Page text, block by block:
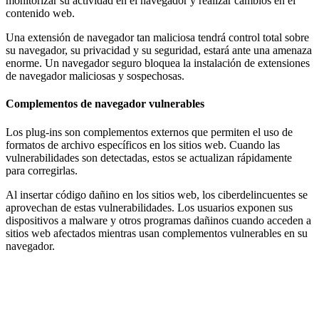
contenido web.
Una extensión de navegador tan maliciosa tendrá control total sobre
su navegador, su privacidad y su seguridad, estará ante una amenaza
enorme. Un navegador seguro bloquea la instalación de extensiones
de navegador maliciosas y sospechosas.
Complementos de navegador vulnerables
Los plug-ins son complementos externos que permiten el uso de
formatos de archivo específicos en los sitios web. Cuando las
vulnerabilidades son detectadas, estos se actualizan rápidamente
para corregirlas.
Al insertar código dañino en los sitios web, los ciberdelincuentes se
aprovechan de estas vulnerabilidades. Los usuarios exponen sus
dispositivos a malware y otros programas dañinos cuando acceden a
sitios web afectados mientras usan complementos vulnerables en su
navegador.